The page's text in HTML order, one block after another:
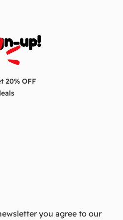
up!
20% OFF
you agree to our